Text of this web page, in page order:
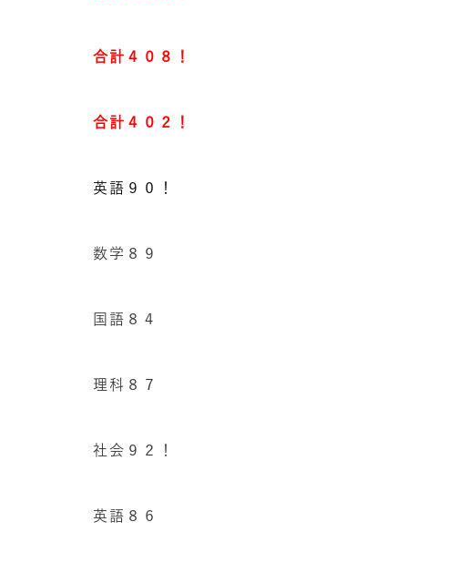
合計４０８！
合計４０２！
英語９０！
数学８９
国語８４
理科８７
社会９２！
英語８６